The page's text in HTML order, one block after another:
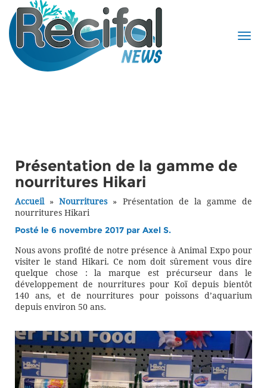
Présentation de la gamme de
nourritures Hikari
Accueil»Nourritures» Présentation de la gamme de
nourritures Hikari
Posté le 6 novembre 2017 par Axel S.
Nous avons profité de notre présence à Animal Expo pour
visiter le stand Hikari. Ce nom doit sûrement vous dire
quelque chose : la marque est précurseur dans le
développement de nourritures pour Koï depuis bientôt
140 ans, et de nourritures pour poissons d’aquarium
depuis environ 50 ans.